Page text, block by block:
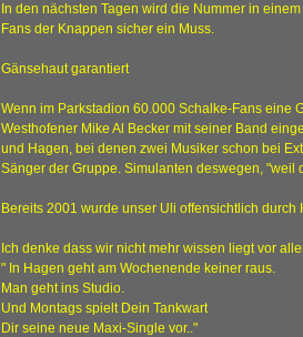
In den nächsten Tagen wird die Nummer in
Fans der Knappen sicher ein Muss.
Gänsehaut garantiert
Wenn im Parkstadion 60.000 Schalke-Fans eine
Westhofener Mike Al Becker mit seiner Band
und Hagen, bei denen zwei Musiker schon bei
Sänger der Gruppe. Simulanten deswegen, "weil
Bereits 2001 wurde unser Uli offensichtlich durch
Ich denke dass wir nicht mehr wissen liegt vor
" In Hagen geht am Wochenende keiner raus.
Man geht ins Studio.
Und Montags spielt Dein Tankwart
Dir seine neue Maxi-Single vor.."